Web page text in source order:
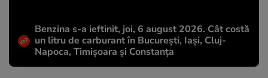
Benzina s-a ieftinit, joi, 6 august 2026. Cât costă
un litru de carburant în București, Iași, Cluj-
Napoca, Timișoara și Constanța